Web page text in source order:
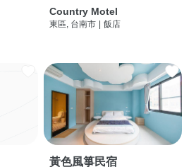
Country Motel
東區, 台南市 | 飯店
黃色風箏民宿